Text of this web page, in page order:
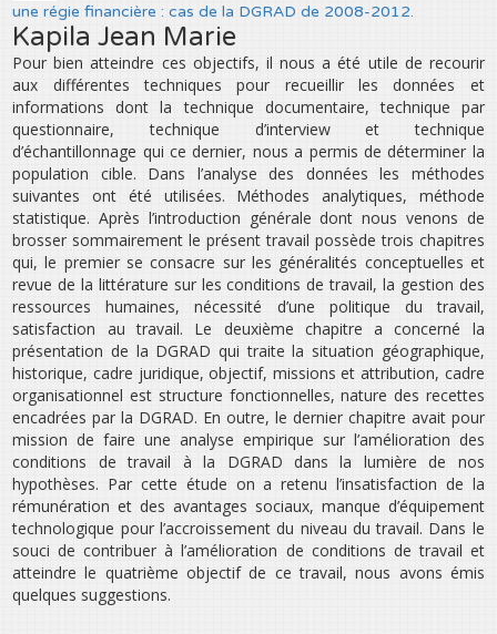
une régie financière : cas de la DGRAD de 2008-2012.
Kapila Jean Marie
Pour bien atteindre ces objectifs, il nous a été utile de recourir
aux différentes techniques pour recueillir les données et
informations dont la technique documentaire, technique par
questionnaire, technique d’interview et technique
d’échantillonnage qui ce dernier, nous a permis de déterminer la
population cible. Dans l’analyse des données les méthodes
suivantes ont été utilisées. Méthodes analytiques, méthode
statistique. Après l’introduction générale dont nous venons de
brosser sommairement le présent travail possède trois chapitres
qui, le premier se consacre sur les généralités conceptuelles et
revue de la littérature sur les conditions de travail, la gestion des
ressources humaines, nécessité d’une politique du travail,
satisfaction au travail. Le deuxième chapitre a concerné la
présentation de la DGRAD qui traite la situation géographique,
historique, cadre juridique, objectif, missions et attribution, cadre
organisationnel est structure fonctionnelles, nature des recettes
encadrées par la DGRAD. En outre, le dernier chapitre avait pour
mission de faire une analyse empirique sur l’amélioration des
conditions de travail à la DGRAD dans la lumière de nos
hypothèses. Par cette étude on a retenu l’insatisfaction de la
rémunération et des avantages sociaux, manque d’équipement
technologique pour l’accroissement du niveau du travail. Dans le
souci de contribuer à l’amélioration de conditions de travail et
atteindre le quatrième objectif de ce travail, nous avons émis
quelques suggestions.